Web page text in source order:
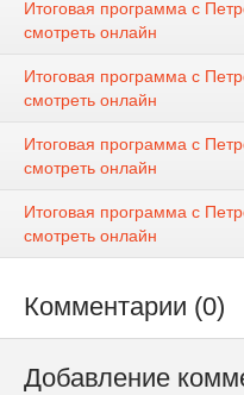
Итоговая программа с
смотреть онлайн
Итоговая программа с
смотреть онлайн
Итоговая программа с
смотреть онлайн
Итоговая программа с
смотреть онлайн
Комментарии (0)
Добавление